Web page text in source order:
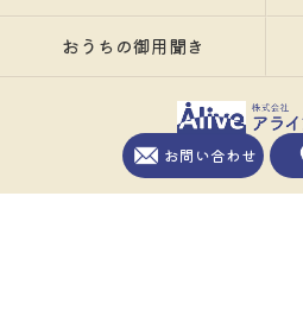
お問い合わせ
おうちの御用聞き
© 2026 香川の薬局ならアライブ薬